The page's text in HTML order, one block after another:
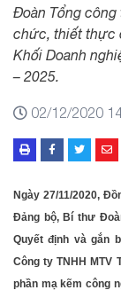
Đoàn Tổng
chức, thiết thực
Khối Doanh
– 2025.
02/12/2020
Ngày 27/11/2020,
Đảng bộ, Bí thư
Quyết định và gắn
Công ty TNHH MTV
phần mạ kẽm công